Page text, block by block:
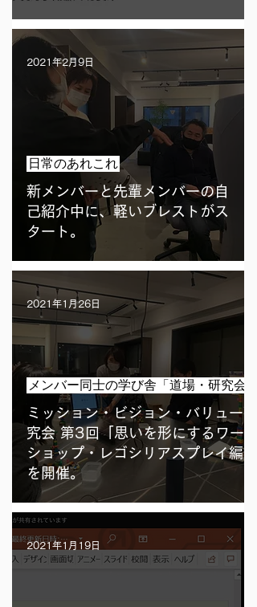
新メンバーと先輩メンバーの自
己紹介中に、軽いブレストがス
タート。
日常のあれこれ
2021年2月9日
ミッション・ビジョン・バリュー研
究会 第3回「思いを形にするワーク
ショップ・レゴシリアスプレイ編」
を開催。
メンバー同士の学び舎「道場・研究会」
2021年1月26日
2021年1月19日